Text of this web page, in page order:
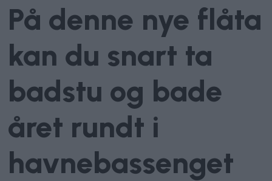
På denne nye flåta
kan du snart ta
badstu og bade
året rundt i
havnebassenget